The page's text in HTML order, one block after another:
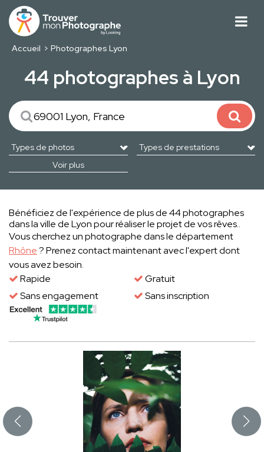
Accueil Photographes Lyon
44 photographes à Lyon
Voir plus
Bénéficiez de l'expérience de plus de 44 photographes
dans la ville de Lyon pour réaliser le projet de vos rêves..
Vous cherchez un photographe dans le département
Rhône? Prenez contact maintenant avec l'expert dont
vous avez besoin.
Rapide
Gratuit
Sans engagement
Sans inscription